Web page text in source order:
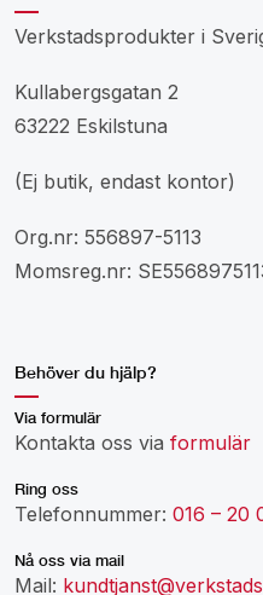
Verkstadsprodukter i
Kullabergsgatan 2
63222 Eskilstuna
(Ej butik, endast kontor)
Org.nr: 556897-5113
Momsreg.nr:
Behöver du hjälp?
Via formulär
Kontakta oss via formulär
Ring oss
Telefonnummer: 016 – 20
Nå oss via mail
Mail: